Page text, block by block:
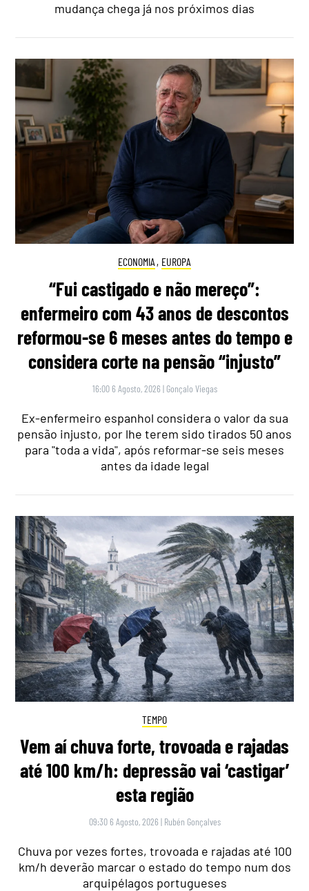
mudança chega já nos próximos dias
ECONOMIA , EUROPA
“Fui castigado e não mereço”:
enfermeiro com 43 anos de descontos
reformou-se 6 meses antes do tempo e
considera corte na pensão “injusto”
16:00 6 Agosto, 2026 | Gonçalo Viegas
Ex-enfermeiro espanhol considera o valor da sua
pensão injusto, por lhe terem sido tirados 50 anos
para "toda a vida", após reformar-se seis meses
antes da idade legal
TEMPO
Vem aí chuva forte, trovoada e rajadas
até 100 km/h: depressão vai ‘castigar’
esta região
09:30 6 Agosto, 2026 | Rubén Gonçalves
Chuva por vezes fortes, trovoada e rajadas até 100
km/h deverão marcar o estado do tempo num dos
arquipélagos portugueses